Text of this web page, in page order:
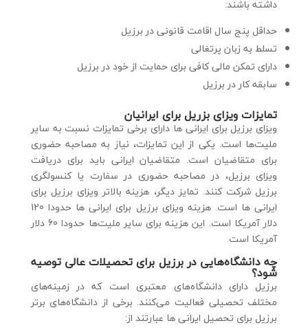
داشته باشند:
حداقل پنج سال اقامت قانونی در برزیل
تسلط به زبان پرتغالی
دارای تمکن مالی کافی برای حمایت از خود در برزیل
سابقه کار در برزیل
تمایزات ویزای بزریل برای ایرانیان
ویزای برزیل برای ایرانی ها دارای برخی تمایزات نسبت به سایر
ملیت‌ها است. یکی از این تمایزات، نیاز به مصاحبه حضوری
برای متقاضیان است. متقاضیان ایرانی باید برای دریافت
ویزای برزیل، در مصاحبه حضوری در سفارت یا کنسولگری
برزیل شرکت کنند. تمایز دیگر، هزینه بالاتر ویزای برزیل برای
ایرانی ها است. هزینه ویزای برزیل برای ایرانی ها حدودا 120
دلار آمریکا است. این هزینه برای سایر ملیت‌ها حدودا 60 دلار
آمریکا است.
چه دانشگاه‌هایی در برزیل برای تحصیلات عالی توصیه
شود؟
برزیل دارای دانشگاه‌های معتبری است که در زمینه‌های
مختلف تحصیلی فعالیت می‌کنند. برخی از دانشگاه‌های برتر
برزیل برای تحصیل ایرانی ها عبارتند از: